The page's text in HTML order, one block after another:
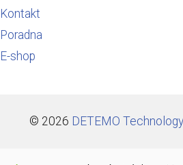
Kontakt
Poradna
E-shop
© 2026 DETEMO Technology